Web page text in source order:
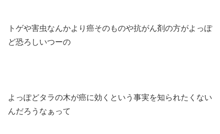
トゲや害虫なんかより癌そのものや抗がん剤の方がよっぽ
ど恐ろしいつーの
よっぽどタラの木が癌に効くという事実を知られたくない
んだろうなぁって